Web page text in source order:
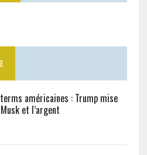
américaines : Trump mise
et l’argent